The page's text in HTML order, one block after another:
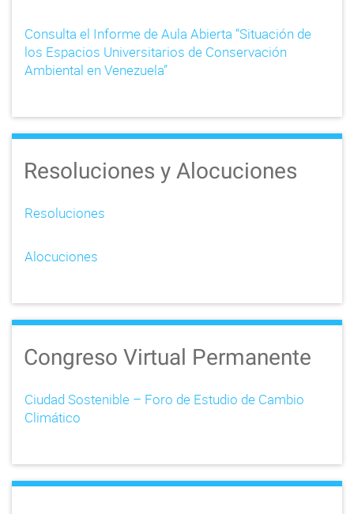
Consulta el Informe de Aula Abierta “Situación de
los Espacios Universitarios de Conservación
Ambiental en Venezuela”
Resoluciones y Alocuciones
Resoluciones
Alocuciones
Congreso Virtual Permanente
Ciudad Sostenible – Foro de Estudio de Cambio
Climático